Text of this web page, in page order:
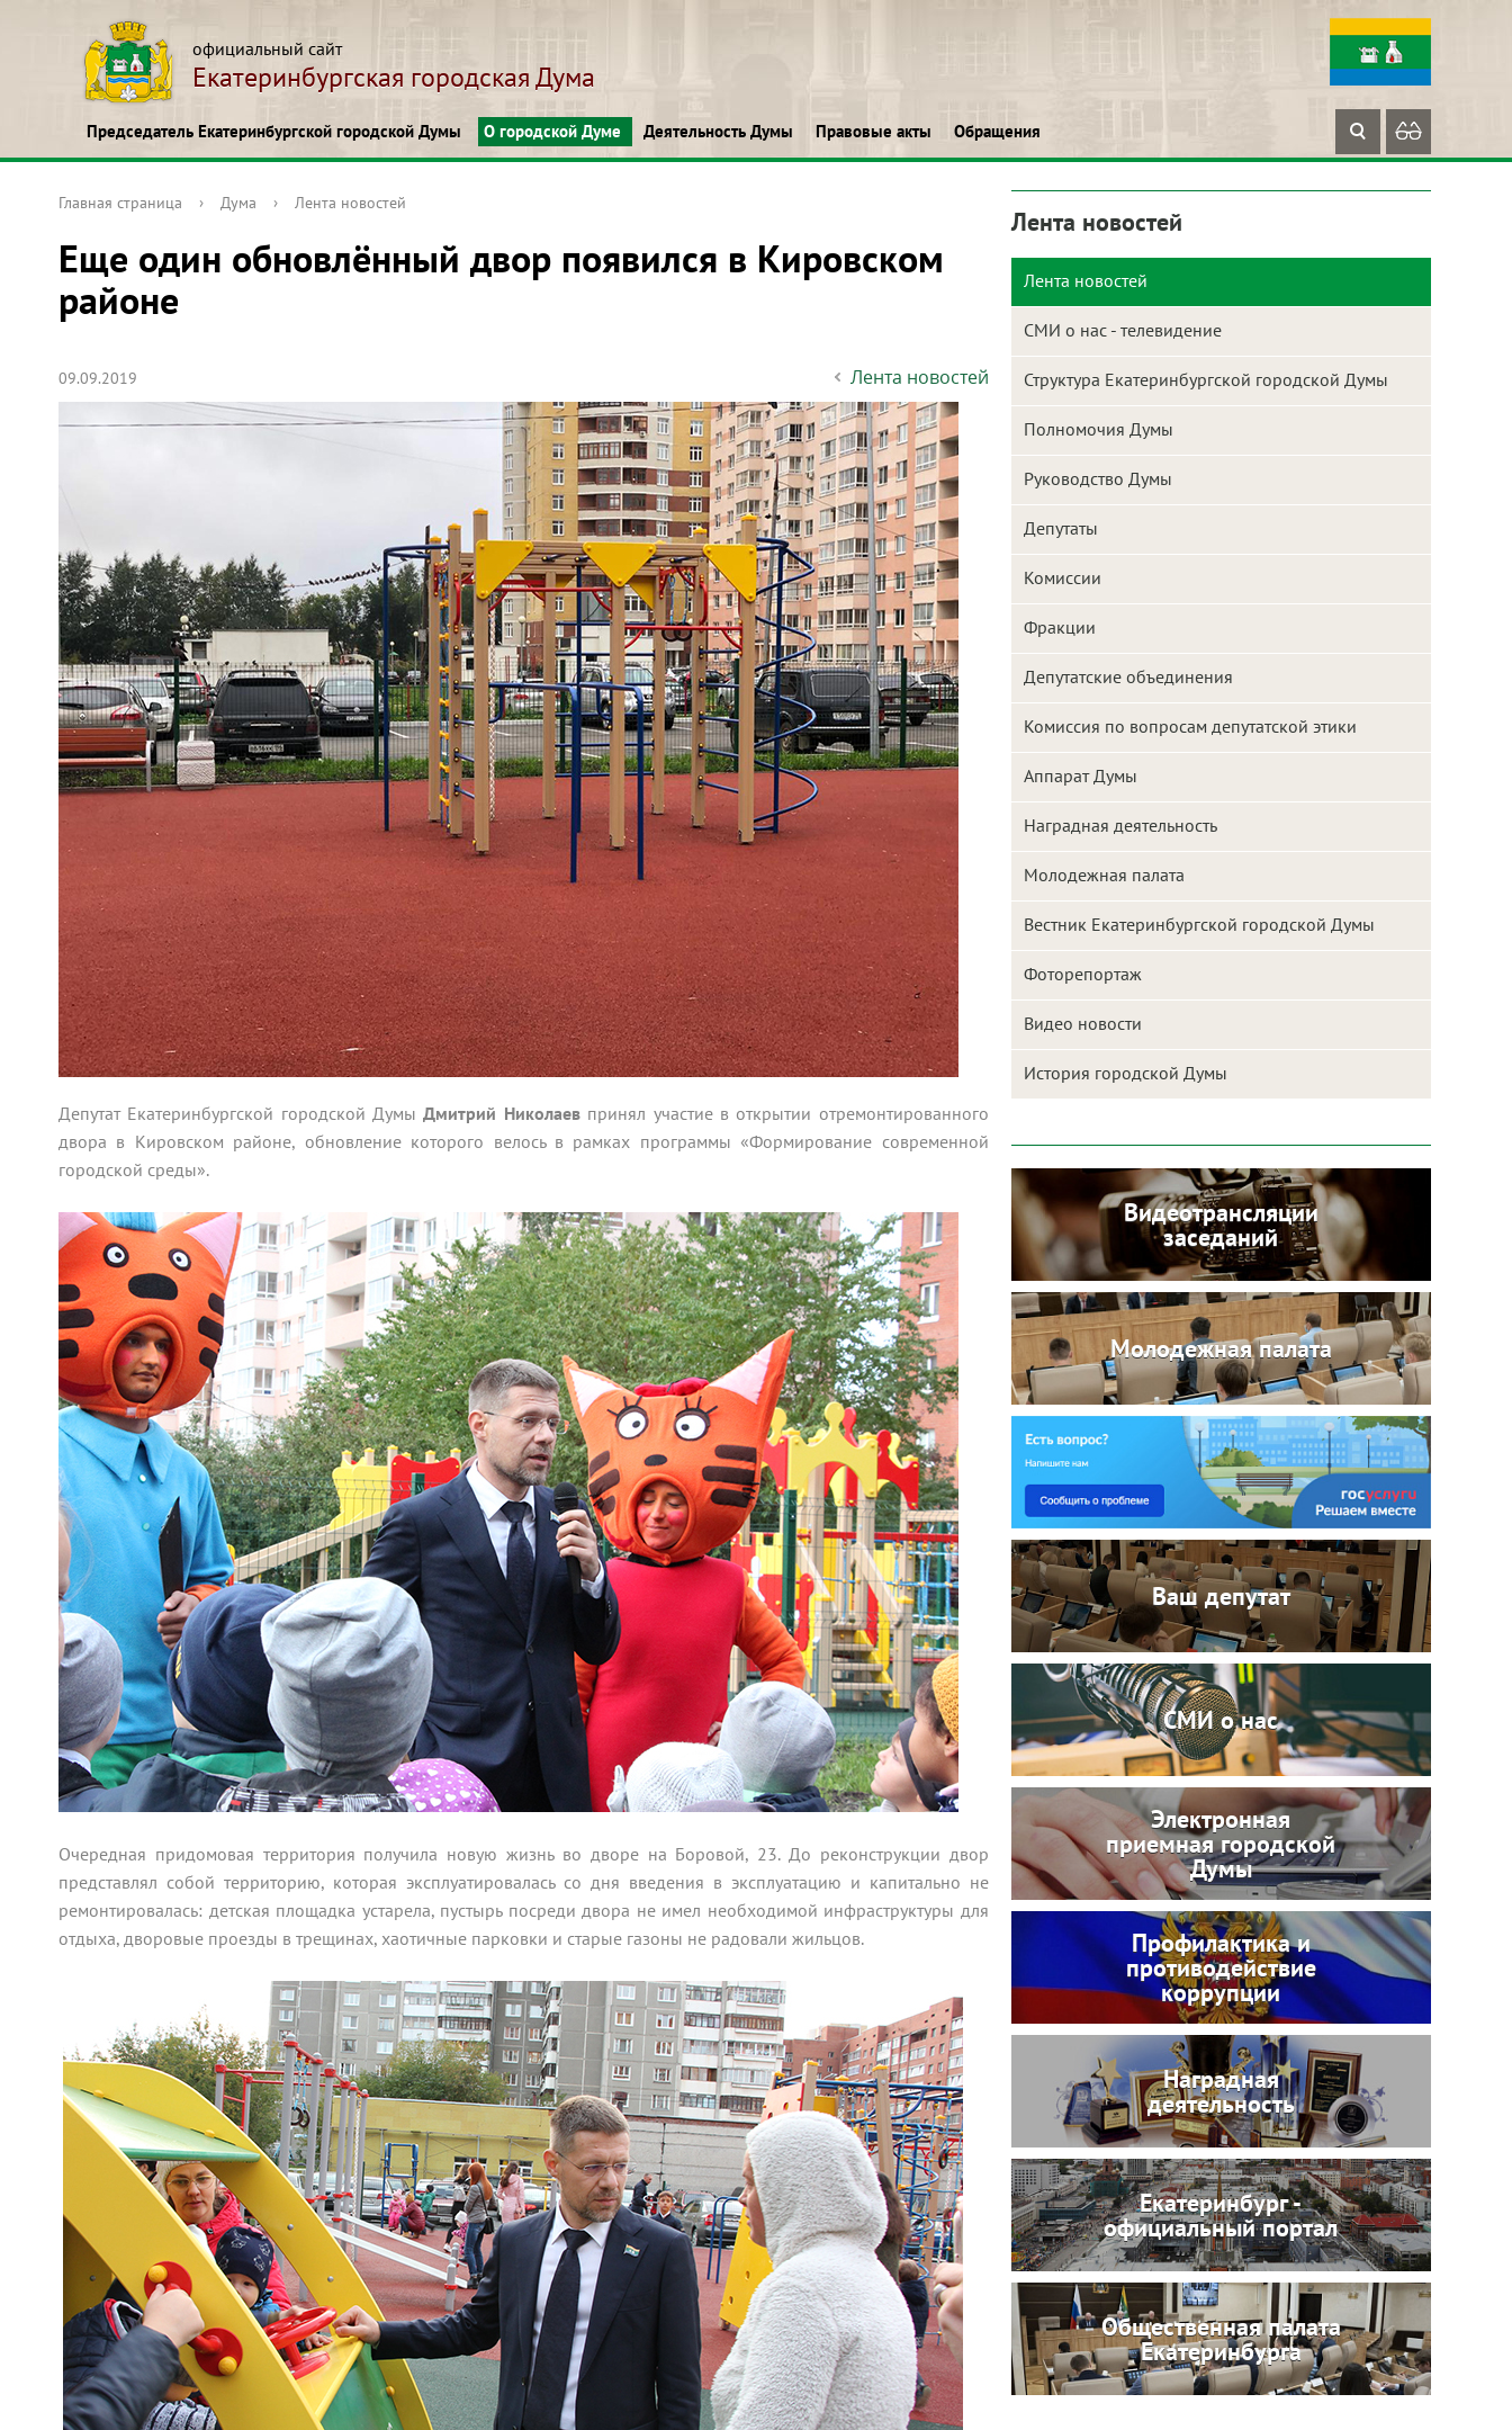
официальный сайт
Екатеринбургская городская Дума
Председатель Екатеринбургской городской Думы О городской Думе Деятельность Думы Правовые акты Обращения
Главная страница › Дума › Лента новостей
Еще один обновлённый двор появился в Кировском
районе
09.09.2019 Лента новостей
Депутат Екатеринбургской городской ДумыДмитрий Николаевпринял участие в открытии отремонтированного
двора в Кировском районе, обновление которого велось в рамках программы «Формирование современной
городской среды».
Очередная придомовая территория получила новую жизнь во дворе на Боровой, 23. До реконструкции двор
представлял собой территорию, которая эксплуатировалась со дня введения в эксплуатацию и капитально не
ремонтировалась: детская площадка устарела, пустырь посреди двора не имел необходимой инфраструктуры для
отдыха, дворовые проезды в трещинах, хаотичные парковки и старые газоны не радовали жильцов.
Лента новостей
Лента новостей
СМИ о нас - телевидение
Структура Екатеринбургской городской Думы
Полномочия Думы
Руководство Думы
Депутаты
Комиссии
Фракции
Депутатские объединения
Комиссия по вопросам депутатской этики
Аппарат Думы
Наградная деятельность
Молодежная палата
Вестник Екатеринбургской городской Думы
Фоторепортаж
Видео новости
История городской Думы
Видеотрансляции
заседаний
Молодежная палата
Ваш депутат
СМИ о нас
Электронная
приемная городской
Думы
Профилактика и
противодействие
коррупции
Наградная
деятельность
Екатеринбург -
официальный портал
Общественная палата
Екатеринбурга